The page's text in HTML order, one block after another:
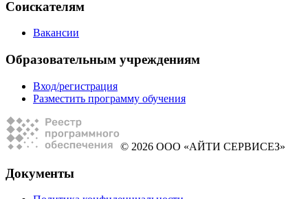
Соискателям
Вакансии
Образовательным учреждениям
Вход/регистрация
Разместить программу обучения
© 2026 ООО «АЙТИ СЕРВИСЕЗ»
Документы